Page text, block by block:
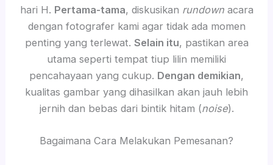
hari H. Pertama-tama, diskusikan rundownacara
dengan fotografer kami agar tidak ada momen
penting yang terlewat. Selain itu, pastikan area
utama seperti tempat tiup lilin memiliki
pencahayaan yang cukup. Dengan demikian,
kualitas gambar yang dihasilkan akan jauh lebih
jernih dan bebas dari bintik hitam (noise).
Bagaimana Cara Melakukan Pemesanan?